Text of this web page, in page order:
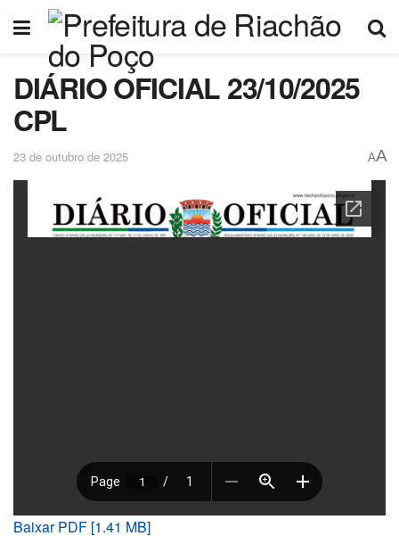
DIÁRIO OFICIAL 23/10/2025
CPL
23 de outubro de 2025 AA
Baixar PDF [1.41 MB]